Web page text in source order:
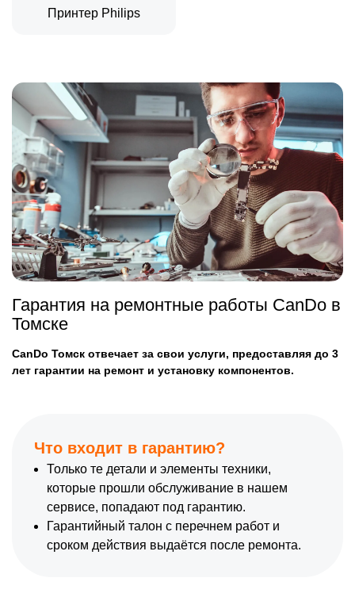
Принтер Philips
Гарантия на ремонтные работы CanDo в
Томске
CanDo Томск отвечает за свои услуги, предоставляя до 3
лет гарантии на ремонт и установку компонентов.
Что входит в гарантию?
Только те детали и элементы техники,
которые прошли обслуживание в нашем
сервисе, попадают под гарантию.
Гарантийный талон с перечнем работ и
сроком действия выдаётся после ремонта.